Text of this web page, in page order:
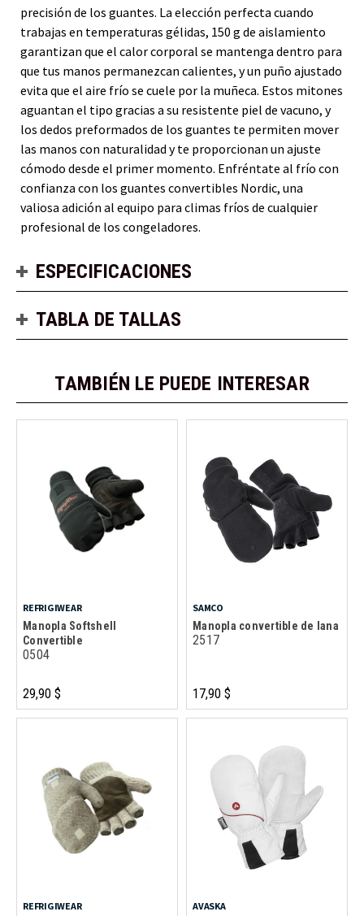
precisión de los guantes. La elección perfecta cuando
trabajas en temperaturas gélidas, 150 g de aislamiento
garantizan que el calor corporal se mantenga dentro para
que tus manos permanezcan calientes, y un puño ajustado
evita que el aire frío se cuele por la muñeca. Estos mitones
aguantan el tipo gracias a su resistente piel de vacuno, y
los dedos preformados de los guantes te permiten mover
las manos con naturalidad y te proporcionan un ajuste
cómodo desde el primer momento. Enfréntate al frío con
confianza con los guantes convertibles Nordic, una
valiosa adición al equipo para climas fríos de cualquier
profesional de los congeladores.
ESPECIFICACIONES
TABLA DE TALLAS
TAMBIÉN LE PUEDE INTERESAR
REFRIGIWEAR
Manopla Softshell
Convertible
0504
29,90 $
SAMCO
Manopla convertible de lana
2517
17,90 $
REFRIGIWEAR AVASKA